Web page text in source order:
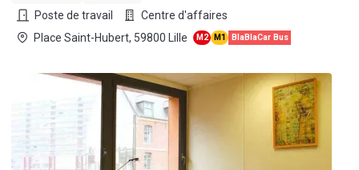
Poste de travail
Centre d'affaires
Place Saint-Hubert, 59800 Lille
M2 M1 BlaBlaCar Bus